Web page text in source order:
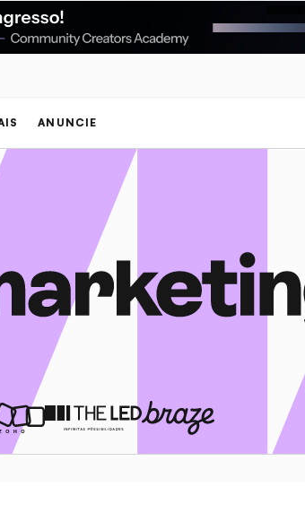
ANUNCIE